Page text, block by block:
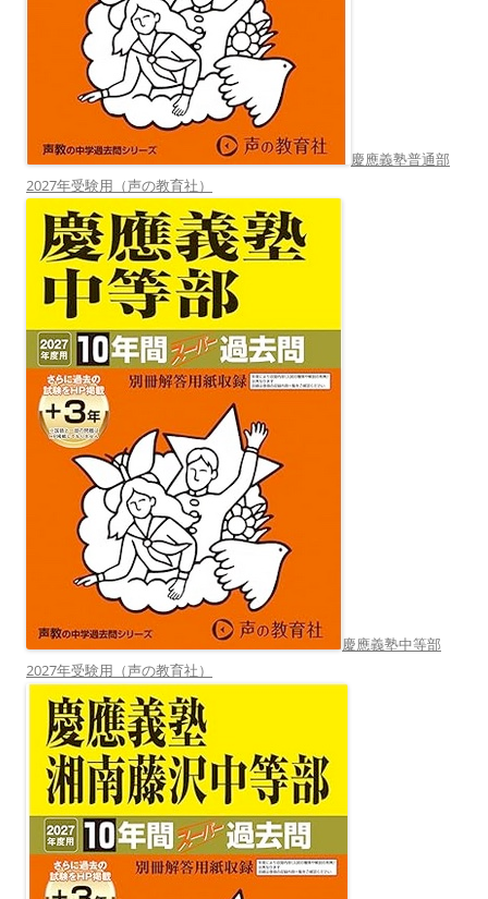
慶應義塾普通部
2027年受験用（声の教育社）
慶應義塾中等部
2027年受験用（声の教育社）